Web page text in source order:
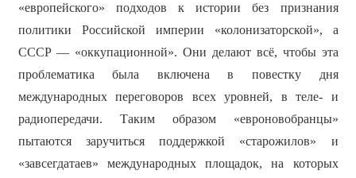
«европейского» подходов к истории без признания
политики Российской империи «колонизаторской», а
СССР — «оккупационной». Они делают всё, чтобы эта
проблематика была включена в повестку дня
международных переговоров всех уровней, в теле- и
радиопередачи. Таким образом «евроновобранцы»
пытаются заручиться поддержкой «старожилов» и
«завсегдатаев» международных площадок, на которых